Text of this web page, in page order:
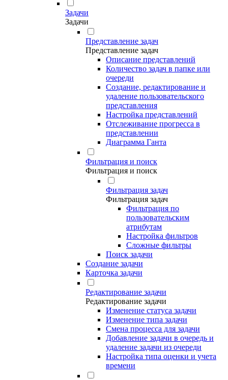
Задачи
Задачи
Представление задач
Представление задач
Описание представлений
Количество задач в папке или
очереди
Создание, редактирование и
удаление пользовательского
представления
Настройка представлений
Отслеживание прогресса в
представлении
Диаграмма Ганта
Фильтрация и поиск
Фильтрация и поиск
Фильтрация задач
Фильтрация задач
Фильтрация по
пользовательским
атрибутам
Настройка фильтров
Сложные фильтры
Поиск задачи
Создание задачи
Карточка задачи
Редактирование задачи
Редактирование задачи
Изменение статуса задачи
Изменение типа задачи
Смена процесса для задачи
Добавление задачи в очередь и
удаление задачи из очереди
Настройка типа оценки и учета
времени